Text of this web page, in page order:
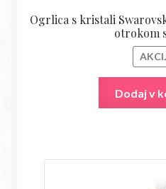
Ogrlica s kristali
otrokom
Dodaj v